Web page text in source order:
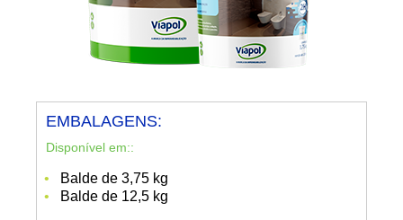
EMBALAGENS:
Disponível em::
Balde de 3,75 kg
Balde de 12,5 kg